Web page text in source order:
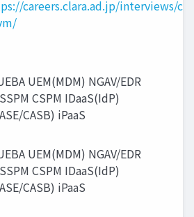
careers.clara.ad.jp/interviews/cs-
UEM(MDM) NGAV/EDR
CSPM IDaaS(IdP)
CASB) iPaaS
UEM(MDM) NGAV/EDR
CSPM IDaaS(IdP)
CASB) iPaaS